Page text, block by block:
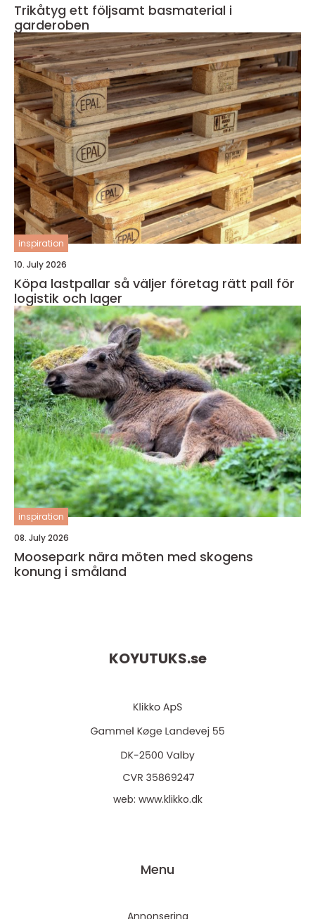
Trikåtyg ett följsamt basmaterial i
garderoben
inspiration
10. July 2026
Köpa lastpallar så väljer företag rätt pall för
logistik och lager
inspiration
08. July 2026
Moosepark nära möten med skogens
konung i småland
KOYUTUKS.se
web: www.klikko.dk
Menu